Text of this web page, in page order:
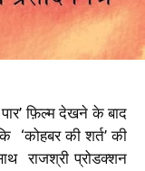
फ़िल्म देखने के बाद
‘कोहबर की शर्त’ की
राजश्री प्रोडक्शन